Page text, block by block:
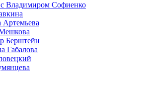
с Владимиром Софиенко
Артемьева
Берштейн
Габалова